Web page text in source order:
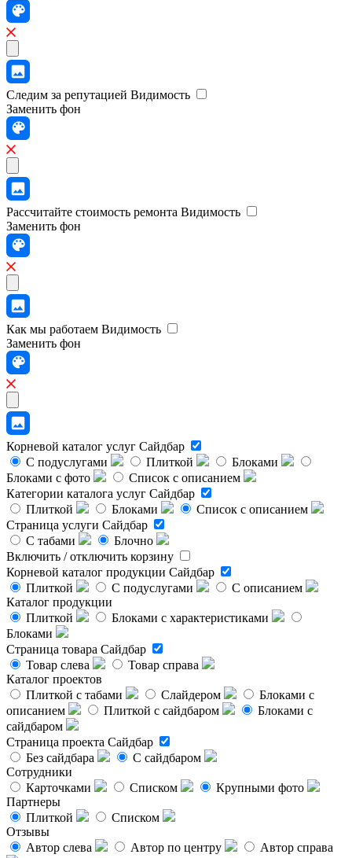
Следим за репутацией Видимость
Заменить фон
Рассчитайте стоимость ремонта Видимость
Заменить фон
Как мы работаем Видимость
Заменить фон
Корневой каталог услуг Сайдбар
С подуслугами
Плиткой
Блоками
Блоками с фото
Список с описанием
Категории каталога услуг Сайдбар
Плиткой
Блоками
Список с описанием
Страница услуги Сайдбар
С табами
Блочно
Включить / отключить корзину
Корневой каталог продукции Сайдбар
Плиткой
С подуслугами
С описанием
Каталог продукции
Плиткой
Блоками с характеристиками
Блоками
Страница товара Сайдбар
Товар слева
Товар справа
Каталог проектов
Плиткой с табами
Слайдером
Блоками с
описанием
Плиткой с сайдбаром
Блоками с
сайдбаром
Страница проекта Сайдбар
Без сайдбара
С сайдбаром
Сотрудники
Карточками
Списком
Крупными фото
Партнеры
Плиткой
Списком
Отзывы
Автор слева
Автор по центру Автор справа